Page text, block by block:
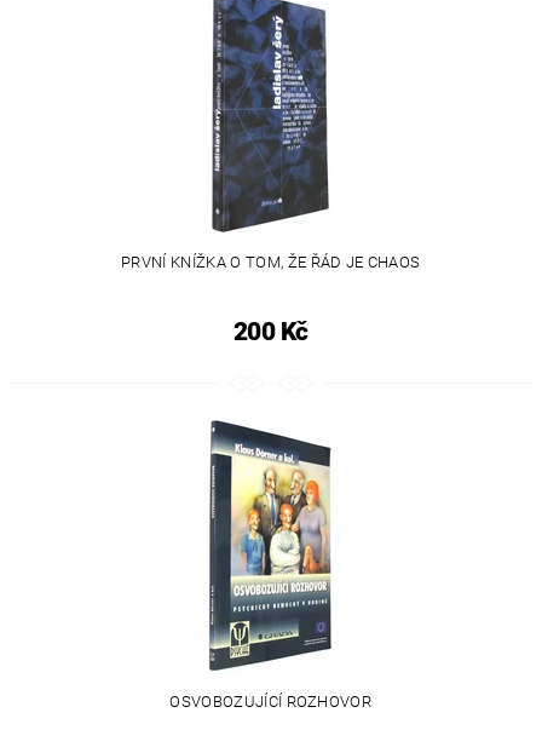
PRVNÍ KNÍŽKA O TOM, ŽE ŘÁD JE CHAOS
200 Kč
OSVOBOZUJÍCÍ ROZHOVOR